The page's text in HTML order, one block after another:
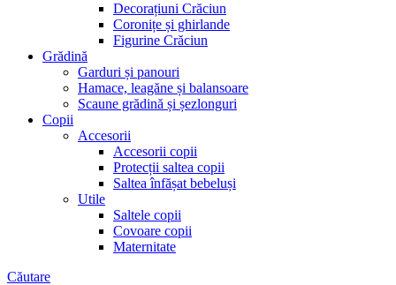
Decorațiuni Crăciun
Coronițe și ghirlande
Figurine Crăciun
Grădină
Garduri și panouri
Hamace, leagăne și balansoare
Scaune grădină și șezlonguri
Copii
Accesorii
Accesorii copii
Protecții saltea copii
Saltea înfășat bebeluși
Utile
Saltele copii
Covoare copii
Maternitate
Căutare